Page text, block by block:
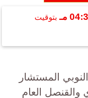
مـ بتوقيت
المستشار
والقنصل العام